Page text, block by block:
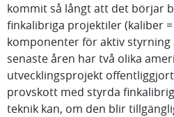
kommit så långt att det börjar
finkalibriga projektiler (kaliber
komponenter för aktiv styrning
senaste åren har två olika
utvecklingsprojekt
provskott med styrda
teknik kan, om den blir